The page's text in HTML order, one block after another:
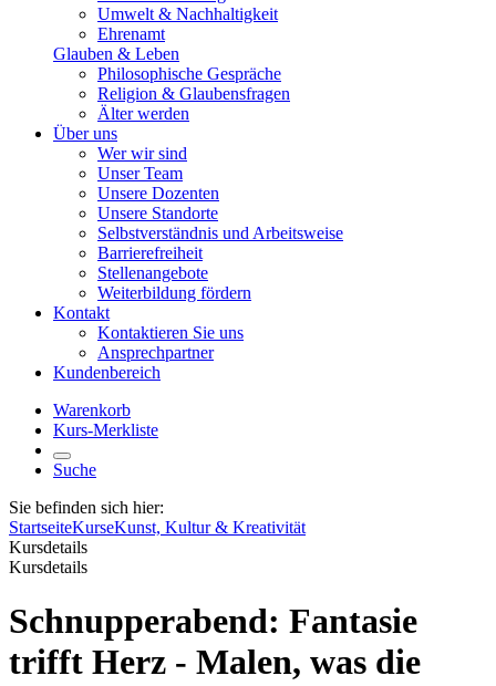
Umwelt & Nachhaltigkeit
Ehrenamt
Glauben & Leben
Philosophische Gespräche
Religion & Glaubensfragen
Älter werden
Über uns
Wer wir sind
Unser Team
Unsere Dozenten
Unsere Standorte
Selbstverständnis und Arbeitsweise
Barrierefreiheit
Stellenangebote
Weiterbildung fördern
Kontakt
Kontaktieren Sie uns
Ansprechpartner
Kundenbereich
Warenkorb
Kurs-Merkliste
Suche
Sie befinden sich hier:
StartseiteKurseKunst, Kultur & Kreativität
Kursdetails
Kursdetails
Schnupperabend: Fantasie
trifft Herz - Malen, was die